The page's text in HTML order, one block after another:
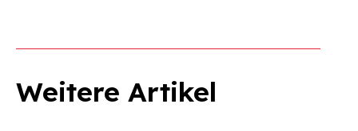
Weitere Artikel